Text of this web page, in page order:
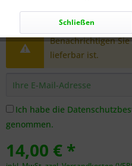
Dieser Artikel steht
Benachrichtigen
lieferbar ist.
Ich habe die
genommen.
14,00 € *
Schließen